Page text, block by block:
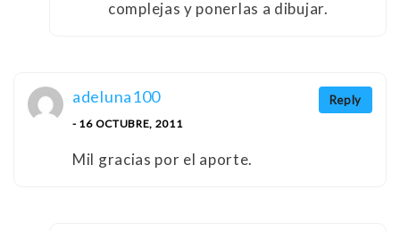
complejas y ponerlas a dibujar.
Reply
adeluna100
- 16 OCTUBRE, 2011
Mil gracias por el aporte.